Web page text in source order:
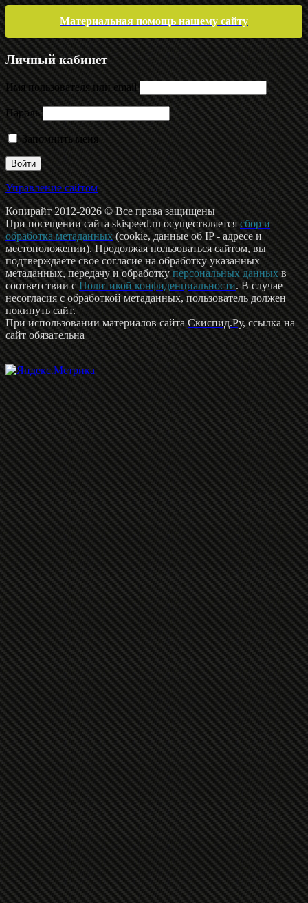
Материальная помощь нашему сайту
Личный кабинет
Имя пользователя или email
Пароль
Запомнить меня
Управление сайтом
Копирайт 2012-2026 © Все права защищены
При посещении сайта skispeed.ru осуществляетсясбор и
обработка метаданных(cookie, данные об IP - адресе и
местоположении). Продолжая пользоваться сайтом, вы
подтверждаете свое согласие на обработку указанных
метаданных, передачу и обработкуперсональных данныхв
соответствии сПолитикой конфиденциальности. В случае
несогласия с обработкой метаданных, пользователь должен
покинуть сайт.
При использовании материалов сайтаСкиспид.Ру, ссылка на
сайт обязательна